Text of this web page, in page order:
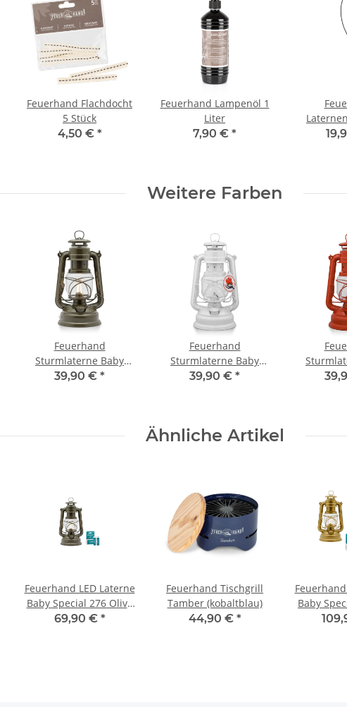
Feuerhand Flachdocht
5 Stück
4,50 € *
Feuerhand Lampenöl 1
Liter
7,90 € *
Baby
Weitere Farben
Feuerhand
Sturmlaterne Baby
Special 276 (Olive)
39,90 € *
Feuerhand
Sturmlaterne Baby
Special 276 (weiß)
39,90 € *
Special
Ähnliche Artikel
Feuerhand LED Laterne
Baby Special 276 Olive
inkl. Akku
69,90 € *
Feuerhand Tischgrill
Tamber (kobaltblau)
44,90 € *
Baby
inkl.